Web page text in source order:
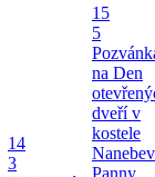
14
3
15
5
na Den
dveří v
kostele
Panny